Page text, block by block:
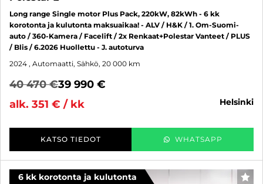
Long range Single motor Plus Pack, 220kW, 82kWh - 6 kk
korotonta ja kulutonta maksuaikaa! - ALV / H&K / 1. Om-Suomi-
auto / 360-Kamera / Facelift / 2x Renkaat+Polestar Vanteet / PLUS
/ Blis / 6.2026 Huollettu - J. autoturva
2024 , Automaatti, Sähkö, 20 000 km
40 470 €39 990 €
alk. 351 € / kk
helsinki
KATSO TIEDOT WHATSAPP
6 kk korotonta ja kulutonta